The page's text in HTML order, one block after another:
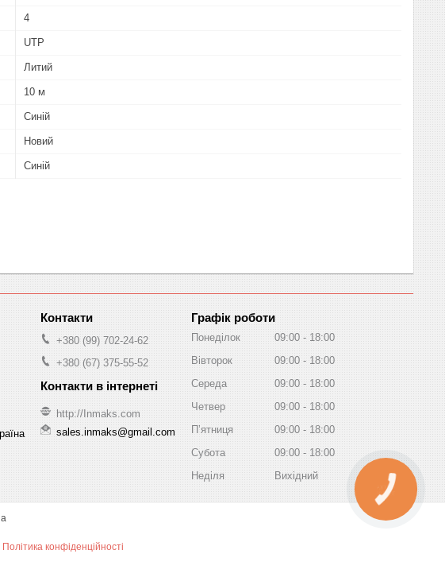
4
UTP
Литий
10 м
Синій
Новий
Синій
+380 (99) 702-24-62
+380 (67) 375-55-52
http://Inmaks.com
sales.inmaks@gmail.com
Графік роботи
Понеділок 09:00
18:00
Вівторок
09:00
18:00
Середа
09:00
18:00
Четвер
09:00
18:00
Пʼятниця
09:00
18:00
Субота
09:00
18:00
Неділя
Вихідний
Політика конфіденційності
КНОПКА
ЗВ'ЯЗКУ